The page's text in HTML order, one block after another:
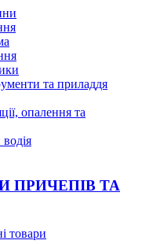
та приладдя
опалення та
ПРИЧЕПІВ ТА
товари